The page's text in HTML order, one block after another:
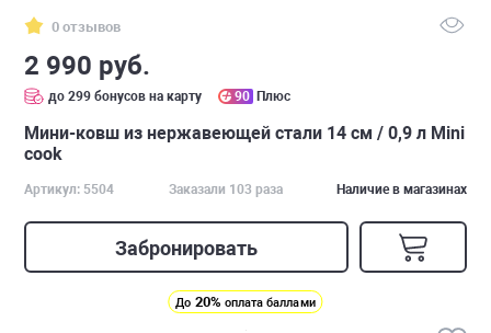
0 отзывов
2 990 руб.
до 299 бонусов на карту 90 Плюс
Мини-ковш из нержавеющей стали 14 см / 0,9 л Mini
cook
Артикул: 5504 Заказали 103 раза Наличие в магазинах
Забронировать
До 20% оплата баллами